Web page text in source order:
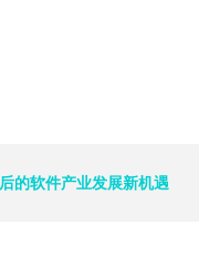
的软件产业发展新机遇